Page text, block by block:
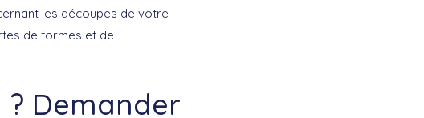
les découpes de votre
de formes et de
Demander